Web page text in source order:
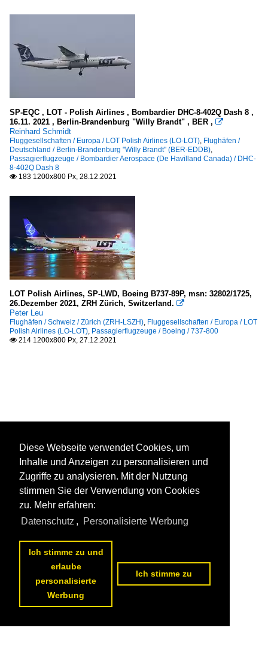
SP-EQC , LOT - Polish Airlines , Bombardier DHC-8-402Q Dash 8 ,
16.11. 2021 , Berlin-Brandenburg "Willy Brandt" , BER , 
Reinhard Schmidt
Fluggesellschaften / Europa / LOT Polish Airlines (LO-LOT) Flughäfen /
Deutschland / Berlin-Brandenburg "Willy Brandt" (BER-EDDB)
Passagierflugzeuge / Bombardier Aerospace (De Havilland Canada) / DHC-
8-402Q Dash 8
 183 1200x800 Px, 28.12.2021
LOT Polish Airlines, SP-LWD, Boeing B737-89P, msn: 32802/1725,
26.Dezember 2021, ZRH Zürich, Switzerland. 
Peter Leu
Flughäfen / Schweiz / Zürich (ZRH-LSZH) Fluggesellschaften / Europa / LOT
Polish Airlines (LO-LOT) Passagierflugzeuge / Boeing / 737-800
 214 1200x800 Px, 27.12.2021
Diese Webseite verwendet Cookies, um
Inhalte und Anzeigen zu personalisieren und
Zugriffe zu analysieren. Mit der Nutzung
stimmen Sie der Verwendung von Cookies
zu. Mehr erfahren:
Datenschutz , Personalisierte Werbung
Ich stimme zu und
erlaube
personalisierte
Werbung
Ich stimme zu